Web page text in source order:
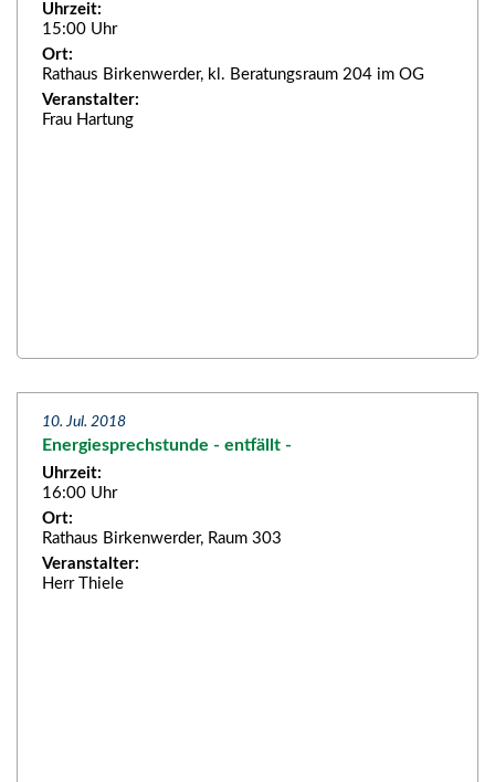
Uhrzeit:
15:00 Uhr
Ort:
Rathaus Birkenwerder, kl. Beratungsraum 204 im OG
Veranstalter:
Frau Hartung
10. Jul. 2018
Energiesprechstunde - entfällt -
Uhrzeit:
16:00 Uhr
Ort:
Rathaus Birkenwerder, Raum 303
Veranstalter:
Herr Thiele